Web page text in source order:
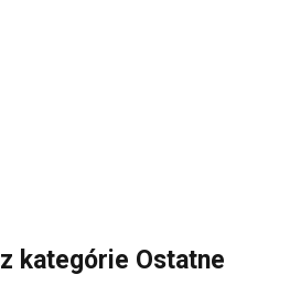
kategórie Ostatne